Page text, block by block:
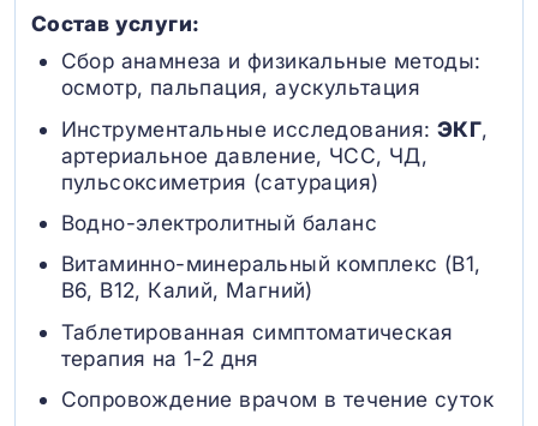
Состав услуги:
Сбор анамнеза и физикальные методы:
осмотр, пальпация, аускультация
Инструментальные исследования: ЭКГ,
артериальное давление, ЧСС, ЧД,
пульсоксиметрия (сатурация)
Водно-электролитный баланс
Витаминно-минеральный комплекс (B1,
B6, В12, Калий, Магний)
Таблетированная симптоматическая
терапия на 1-2 дня
Сопровождение врачом в течение суток